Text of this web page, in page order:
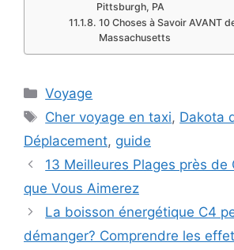
Pittsburgh, PA
10 Choses à Savoir AVANT
Massachusetts
Categories
Voyage
Tags
Cher voyage en taxi, Dakota
Déplacement, guide
13 Meilleures Plages près de
que Vous Aimerez
La boisson énergétique C4
démanger? Comprendre les